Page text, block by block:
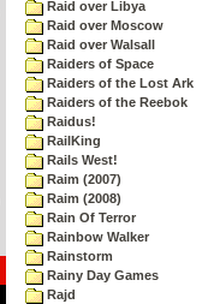
Raid over Libya
Raid over Moscow
Raid over Walsall
Raiders of Space
Raiders of the Lost Ark
Raiders of the Reebok
Raidus!
RailKing
Rails West!
Raim (2007)
Raim (2008)
Rain Of Terror
Rainbow Walker
Rainstorm
Rainy Day Games
Rajd